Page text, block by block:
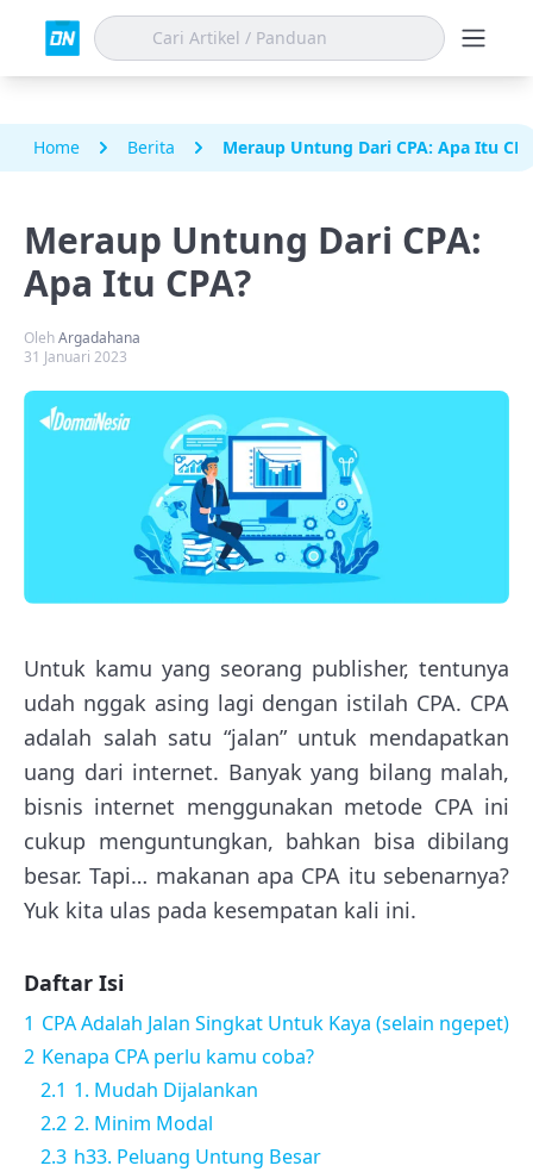
Home Berita Meraup Untung Dari CPA: Apa Itu
Meraup Untung Dari CPA:
Apa Itu CPA?
OlehArgadahana
31 Januari 2023
Untuk kamu yang seorang publisher, tentunya
udah nggak asing lagi dengan istilah CPA. CPA
adalah salah satu “jalan” untuk mendapatkan
uang dari internet. Banyak yang bilang malah,
bisnis internet menggunakan metode CPA ini
cukup menguntungkan, bahkan bisa dibilang
besar. Tapi… makanan apa CPA itu sebenarnya?
Yuk kita ulas pada kesempatan kali ini.
Daftar Isi
1 CPA Adalah Jalan Singkat Untuk Kaya (selain ngepet)
2 Kenapa CPA perlu kamu coba?
2.1 1. Mudah Dijalankan
2.2 2. Minim Modal
2.3 h33. Peluang Untung Besar